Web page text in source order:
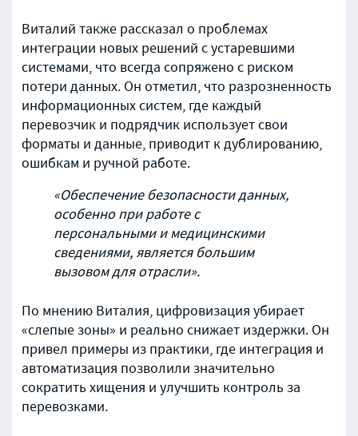
Виталий также рассказал о проблемах
интеграции новых решений с устаревшими
системами, что всегда сопряжено с риском
потери данных. Он отметил, что разрозненность
информационных систем, где каждый
перевозчик и подрядчик использует свои
форматы и данные, приводит к дублированию,
ошибкам и ручной работе.
«Обеспечение безопасности данных,
особенно при работе с
персональными и медицинскими
сведениями, является большим
вызовом для отрасли».
По мнению Виталия, цифровизация убирает
«слепые зоны» и реально снижает издержки. Он
привел примеры из практики, где интеграция и
автоматизация позволили значительно
сократить хищения и улучшить контроль за
перевозками.